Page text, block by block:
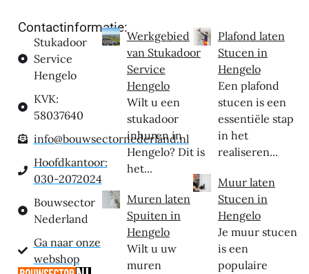
Contactinformatie:
Stukadoor
Service
Hengelo
KVK:
58037640
info@bouwsectornederland.nl
Hoofdkantoor:
030-2072024
Bouwsector
Nederland
Ga naar onze
webshop
Werkgebied
van Stukadoor
Service
Hengelo
Wilt u een
stukadoor
inhuren in
Hengelo? Dit is
het...
Muren laten
Spuiten in
Hengelo
Wilt u uw
muren
Plafond laten
Stucen in
Hengelo
Een plafond
stucen is een
essentiële stap
in het
realiseren...
Muur laten
Stucen in
Hengelo
Je muur stucen
is een
populaire